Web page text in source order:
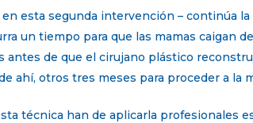
en esta segunda intervención – continúa
un tiempo para que las mamas caigan
antes de que el cirujano plástico
ahí, otros tres meses para proceder a la
técnica han de aplicarla profesionales